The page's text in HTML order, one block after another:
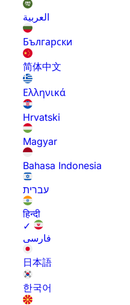
العربية
Български
简体中文
Ελληνικά
Hrvatski
Magyar
Bahasa Indonesia
עברית
हिन्दी
✓
فارسی
日本語
한국어